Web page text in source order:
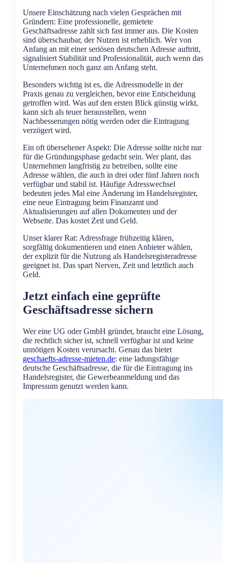
Unsere Einschätzung nach vielen Gesprächen mit
Gründern: Eine professionelle, gemietete
Geschäftsadresse zahlt sich fast immer aus. Die Kosten
sind überschaubar, der Nutzen ist erheblich. Wer von
Anfang an mit einer seriösen deutschen Adresse auftritt,
signalisiert Stabilität und Professionalität, auch wenn das
Unternehmen noch ganz am Anfang steht.
Besonders wichtig ist es, die Adressmodelle in der
Praxis genau zu vergleichen, bevor eine Entscheidung
getroffen wird. Was auf den ersten Blick günstig wirkt,
kann sich als teuer herausstellen, wenn
Nachbesserungen nötig werden oder die Eintragung
verzögert wird.
Ein oft übersehener Aspekt: Die Adresse sollte nicht nur
für die Gründungsphase gedacht sein. Wer plant, das
Unternehmen langfristig zu betreiben, sollte eine
Adresse wählen, die auch in drei oder fünf Jahren noch
verfügbar und stabil ist. Häufige Adresswechsel
bedeuten jedes Mal eine Änderung im Handelsregister,
eine neue Eintragung beim Finanzamt und
Aktualisierungen auf allen Dokumenten und der
Webseite. Das kostet Zeit und Geld.
Unser klarer Rat: Adressfrage frühzeitig klären,
sorgfältig dokumentieren und einen Anbieter wählen,
der explizit für die Nutzung als Handelsregisteradresse
geeignet ist. Das spart Nerven, Zeit und letztlich auch
Geld.
Jetzt einfach eine geprüfte
Geschäftsadresse sichern
Wer eine UG oder GmbH gründet, braucht eine Lösung,
die rechtlich sicher ist, schnell verfügbar ist und keine
unnötigen Kosten verursacht. Genau das bietet
geschaefts-adresse-mieten.de: eine ladungsfähige
deutsche Geschäftsadresse, die für die Eintragung ins
Handelsregister, die Gewerbeanmeldung und das
Impressum genutzt werden kann.